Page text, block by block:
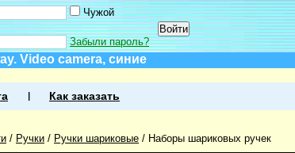
Чужой
Забыли пароль?
Video camera, синие
Как заказать
/ Ручки / Ручки шариковые / Наборы шариковых ручек